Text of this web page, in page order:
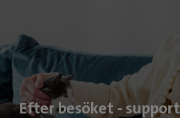
Efter besöket - support